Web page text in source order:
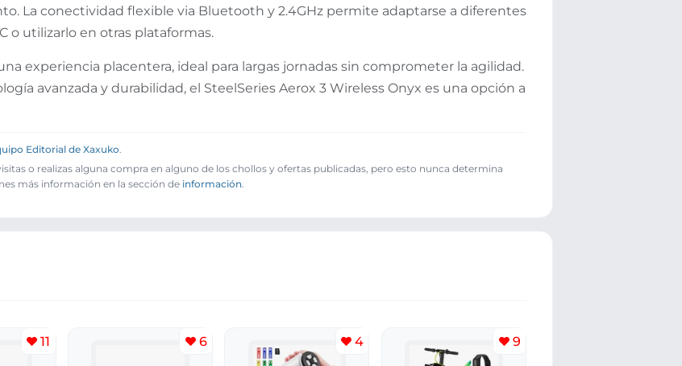
La conectividad flexible via Bluetooth y 2.4GHz permite adaptarse a diferentes
o utilizarlo en otras plataformas.
experiencia placentera, ideal para largas jornadas sin comprometer la agilidad.
avanzada y durabilidad, el SteelSeries Aerox 3 Wireless Onyx es una opción a
Editorial de Xaxuko.
o realizas alguna compra en alguno de los chollos y ofertas publicadas, pero esto nunca determina
más información en la sección de información.
11 6 4 9